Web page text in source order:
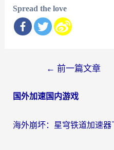
Spread the love
导
← 前一篇文章
国外加速国内游戏